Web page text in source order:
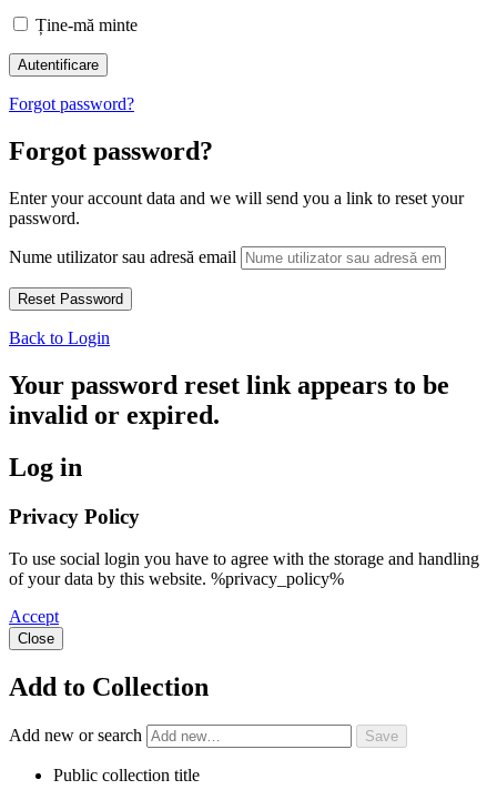
Ține-mă minte
Forgot password?
Forgot password?
Enter your account data and we will send you a link to reset your
password.
Nume utilizator sau adresă email
Back to Login
Your password reset link appears to be
invalid or expired.
Log in
Privacy Policy
To use social login you have to agree with the storage and handling
of your data by this website. %privacy_policy%
Accept
Close
Add to Collection
Add new or search
Public collection title